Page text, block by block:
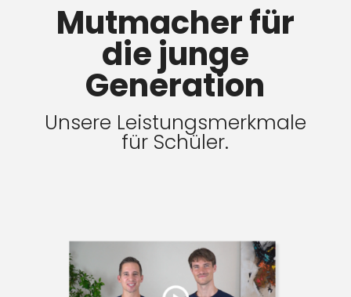
Mutmacher für
die junge
Generation
Unsere Leistungsmerkmale
für Schüler.